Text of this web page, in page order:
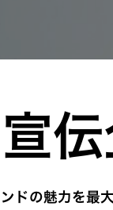
宣
ドの魅力を最